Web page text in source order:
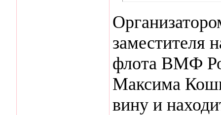
заместителя
флота ВМФ
Максима
вину и